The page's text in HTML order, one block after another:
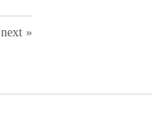
next »